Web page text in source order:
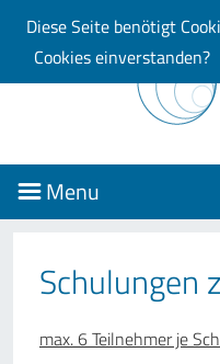
Diese Seite benötigt
Cookies einverstanden?
Menu
Schulungen
max. 6 Teilnehmer je